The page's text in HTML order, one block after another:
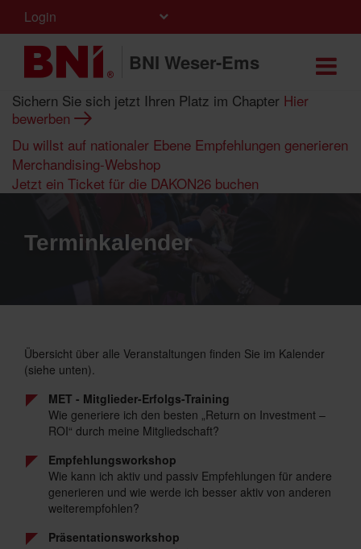
Login
BNI Weser-Ems
Sichern Sie sich jetzt Ihren Platz im Chapter Hier
bewerben
Du willst auf nationaler Ebene Empfehlungen generieren
Merchandising-Webshop
Jetzt ein Ticket für die DAKON26 buchen
Terminkalender
Übersicht über alle Veranstaltungen finden Sie im Kalender
(siehe unten).
MET - Mitglieder-Erfolgs-Training
Wie generiere ich den besten „Return on Investment –
ROI“ durch meine Mitgliedschaft?
Empfehlungsworkshop
Wie kann ich aktiv und passiv Empfehlungen für andere
generieren und wie werde ich besser aktiv von anderen
weiterempfohlen?
Präsentationsworkshop